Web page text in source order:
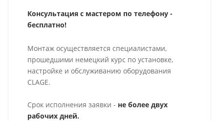
Консультация с мастером по телефону -
бесплатно!
Монтаж осуществляется специалистами,
прошедшими немецкий курс по установке,
настройке и обслуживанию оборудования
CLAGE.
Срок исполнения заявки - не более двух
рабочих дней.